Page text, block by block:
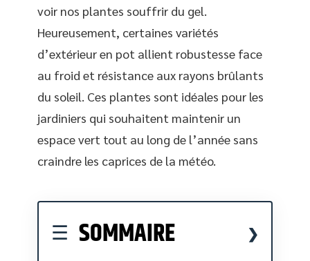
voir nos plantes souffrir du gel.
Heureusement, certaines variétés
d’extérieur en pot allient robustesse face
au froid et résistance aux rayons brûlants
du soleil. Ces plantes sont idéales pour les
jardiniers qui souhaitent maintenir un
espace vert tout au long de l’année sans
craindre les caprices de la météo.
SOMMAIRE